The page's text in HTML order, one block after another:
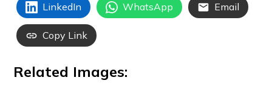
LinkedIn WhatsApp Email
Copy Link
Related Images: